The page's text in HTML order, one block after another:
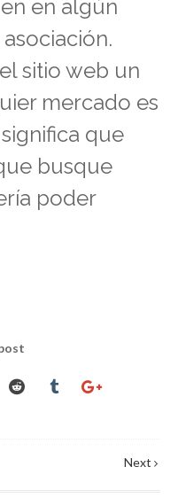
en algún
sitio web un
mercado es
que
busque
poder
Next